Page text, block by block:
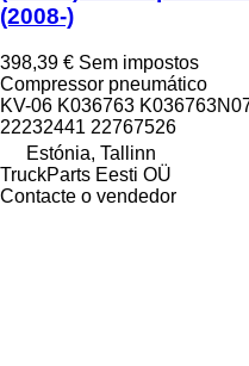
(2008-)
398,39 € Sem impostos
Compressor pneumático
KV-06 K036763
22232441 22767526
Estónia, Tallinn
TruckParts Eesti OÜ
Contacte o vendedor